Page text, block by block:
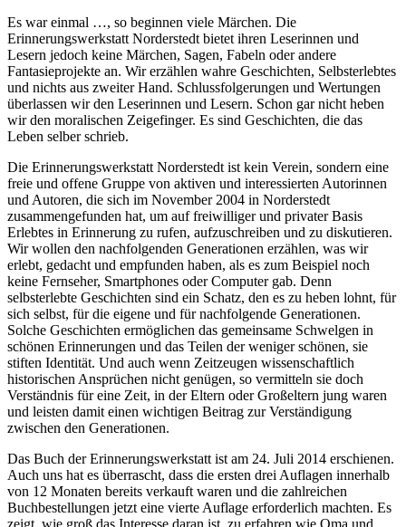
Es war einmal …, so beginnen viele Märchen. Die
Erinnerungswerkstatt Norderstedt bietet ihren Leserinnen und
Lesern jedoch keine Märchen, Sagen, Fabeln oder andere
Fantasieprojekte an. Wir erzählen wahre Geschichten, Selbsterlebtes
und nichts aus zweiter Hand. Schlussfolgerungen und Wertungen
überlassen wir den Leserinnen und Lesern. Schon gar nicht heben
wir den moralischen Zeigefinger. Es sind Geschichten, die das
Leben selber schrieb.
Die Erinnerungswerkstatt Norderstedt ist kein Verein, sondern eine
freie und offene Gruppe von aktiven und interessierten Autorinnen
und Autoren, die sich im November 2004 in Norderstedt
zusammengefunden hat, um auf freiwilliger und privater Basis
Erlebtes in Erinnerung zu rufen, aufzuschreiben und zu diskutieren.
Wir wollen den nachfolgenden Generationen erzählen, was wir
erlebt, gedacht und empfunden haben, als es zum Beispiel noch
keine Fernseher, Smartphones oder Computer gab. Denn
selbsterlebte Geschichten sind ein Schatz, den es zu heben lohnt, für
sich selbst, für die eigene und für nachfolgende Generationen.
Solche Geschichten ermöglichen das gemeinsame Schwelgen in
schönen Erinnerungen und das Teilen der weniger schönen, sie
stiften Identität. Und auch wenn Zeitzeugen wissenschaftlich
historischen Ansprüchen nicht genügen, so vermitteln sie doch
Verständnis für eine Zeit, in der Eltern oder Großeltern jung waren
und leisten damit einen wichtigen Beitrag zur Verständigung
zwischen den Generationen.
Das Buch der Erinnerungswerkstatt ist am 24. Juli 2014 erschienen.
Auch uns hat es überrascht, dass die ersten drei Auflagen innerhalb
von 12 Monaten bereits verkauft waren und die zahlreichen
Buchbestellungen jetzt eine vierte Auflage erforderlich machten. Es
zeigt, wie groß das Interesse daran ist, zu erfahren wie Oma und